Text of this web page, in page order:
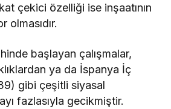
çekici özelliği ise inşaatının
olmasıdır.
başlayan çalışmalar,
ya da İspanya İç
gibi çeşitli siyasal
fazlasıyla gecikmiştir.